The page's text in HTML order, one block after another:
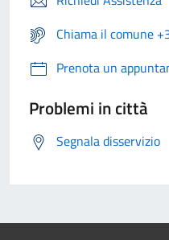
Chiama il comune
Prenota un
Problemi in città
Segnala disservizio